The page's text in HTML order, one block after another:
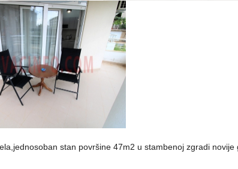
stan površine 47m2 u stambenoj zgradi novije